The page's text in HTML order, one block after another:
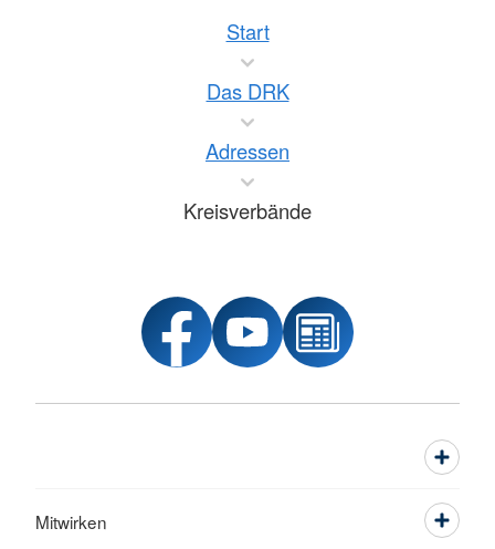
Start
Das DRK
Adressen
Kreisverbände
Mitwirken